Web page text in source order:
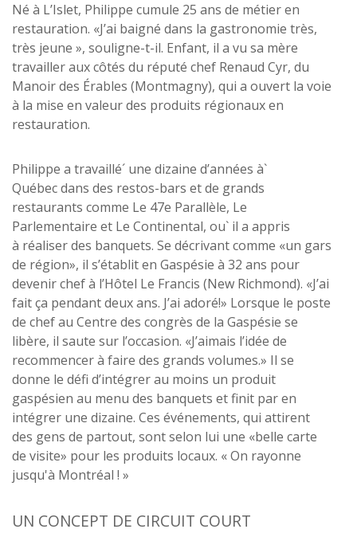
Né à L’Islet, Philippe cumule 25 ans de métier en
restauration. «J’ai baigné dans la gastronomie très,
très jeune », souligne-t-il. Enfant, il a vu sa mère
travailler aux côtés du réputé chef Renaud Cyr, du
Manoir des Érables (Montmagny), qui a ouvert la voie
à la mise en valeur des produits régionaux en
restauration.
Philippe a travaillé´ une dizaine d’années à`
Québec dans des restos-bars et de grands
restaurants comme Le 47e Parallèle, Le
Parlementaire et Le Continental, ou` il a appris
à réaliser des banquets. Se décrivant comme «un gars
de région», il s’établit en Gaspésie à 32 ans pour
devenir chef à l’Hôtel Le Francis (New Richmond). «J’ai
fait ça pendant deux ans. J’ai adoré!» Lorsque le poste
de chef au Centre des congrès de la Gaspésie se
libère, il saute sur l’occasion. «J’aimais l’idée de
recommencer à faire des grands volumes.» Il se
donne le défi d’intégrer au moins un produit
gaspésien au menu des banquets et finit par en
intégrer une dizaine. Ces événements, qui attirent
des gens de partout, sont selon lui une «belle carte
de visite» pour les produits locaux. « On rayonne
jusqu'à Montréal ! »
UN CONCEPT DE CIRCUIT COURT